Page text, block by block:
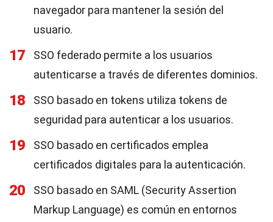
navegador para mantener la sesión del
usuario.
17
SSO federado permite a los usuarios
autenticarse a través de diferentes dominios.
18
SSO basado en tokens utiliza tokens de
seguridad para autenticar a los usuarios.
19
SSO basado en certificados emplea
certificados digitales para la autenticación.
20
SSO basado en SAML (Security Assertion
Markup Language) es común en entornos